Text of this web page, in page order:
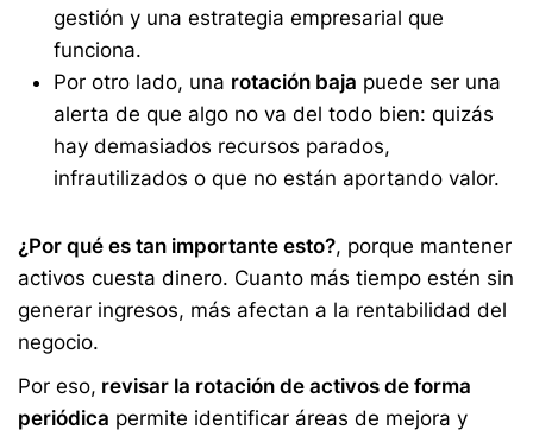
gestión y una estrategia empresarial que
funciona.
Por otro lado, una rotación baja puede ser una
alerta de que algo no va del todo bien: quizás
hay demasiados recursos parados,
infrautilizados o que no están aportando valor.
¿Por qué es tan importante esto?, porque mantener
activos cuesta dinero. Cuanto más tiempo estén sin
generar ingresos, más afectan a la rentabilidad del
negocio.
Por eso, revisar la rotación de activos de forma
periódica permite identificar áreas de mejora y